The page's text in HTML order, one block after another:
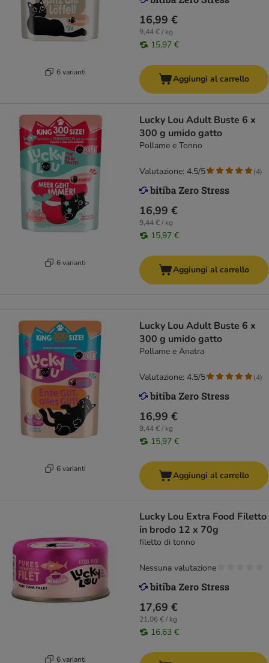
6 varianti
16,99 €
9,44 € / kg
15,97 €
Aggiungi al carrello
6 varianti
Lucky Lou Adult Buste 6 x
300 g umido gatto
Pollame e Tonno
16,99 €
9,44 € / kg
15,97 €
Valutazione: 4.5/5 (4)
Aggiungi al carrello
6 varianti
Lucky Lou Adult Buste 6 x
300 g umido gatto
Pollame e Anatra
16,99 €
9,44 € / kg
15,97 €
Valutazione: 4.5/5 (4)
Aggiungi al carrello
6 varianti
Lucky Lou Extra Food Filetto
in brodo 12 x 70g
filetto di tonno
17,69 €
21,06 € / kg
16,63 €
Nessuna valutazione